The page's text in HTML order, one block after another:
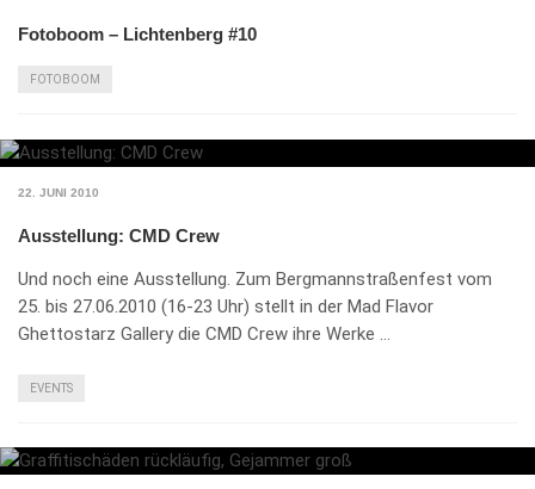
Fotoboom – Lichtenberg #10
FOTOBOOM
22. JUNI 2010
Ausstellung: CMD Crew
Und noch eine Ausstellung. Zum Bergmannstraßenfest vom
25. bis 27.06.2010 (16-23 Uhr) stellt in der Mad Flavor
Ghettostarz Gallery die CMD Crew ihre Werke …
EVENTS